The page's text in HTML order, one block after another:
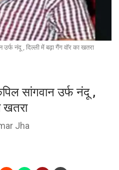
नंदू , दिल्ली में बढ़ा गैंग वॉर का खतरा
सांगवान उर्फ नंदू ,
खतरा
Jha